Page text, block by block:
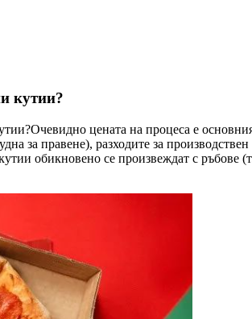
кутии?
цената на процеса е
за правене), разходите за
обикновено се произвеждат с ръбове